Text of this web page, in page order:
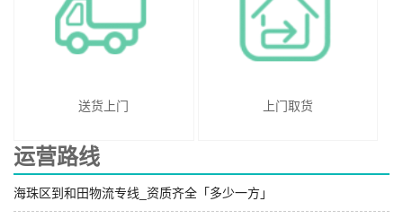
送货上门 上门取货
运营路线
海珠区到和田物流专线_资质齐全「多少一方」